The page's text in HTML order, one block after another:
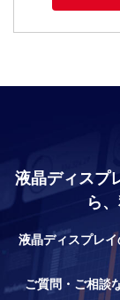
液晶ディスプ
ら
液晶ディスプレ
ご質問・ご相談